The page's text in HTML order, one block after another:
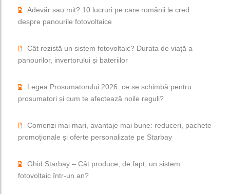
Adevăr sau mit? 10 lucruri pe care românii le cred
despre panourile fotovoltaice
Cât rezistă un sistem fotovoltaic? Durata de viață a
panourilor, invertorului și bateriilor
Legea Prosumatorului 2026: ce se schimbă pentru
prosumatori și cum te afectează noile reguli?
Comenzi mai mari, avantaje mai bune: reduceri, pachete
promoționale și oferte personalizate pe Starbay
Ghid Starbay – Cât produce, de fapt, un sistem
fotovoltaic într-un an?